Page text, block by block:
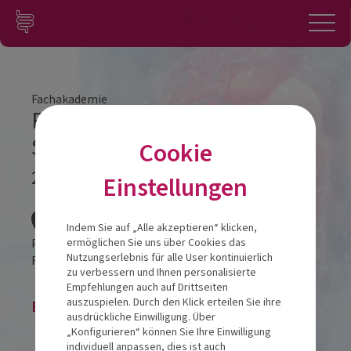
Zum Inhalt springen
Konto
Fachakademie
Fachakademie Modul 1
Stuttgart
20.11.2025
Parkhotel Stuttgart Messe-Airport
Filderbahnstraße 270771Leinfelden-Echterdingen
Buchung ist zur Zeit nicht möglich.
Cookie
Einstellungen
Indem Sie auf „Alle akzeptieren“ klicken,
ermöglichen Sie uns über Cookies das
Nutzungserlebnis für alle User kontinuierlich
zu verbessern und Ihnen personalisierte
Empfehlungen auch auf Drittseiten
auszuspielen. Durch den Klick erteilen Sie ihre
ausdrückliche Einwilligung. Über
„Konfigurieren“ können Sie Ihre Einwilligung
individuell anpassen, dies ist auch